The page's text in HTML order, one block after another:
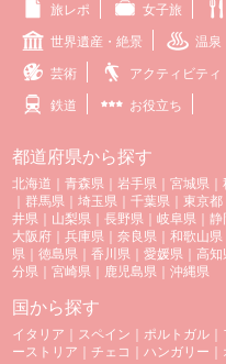
旅レポ 女子旅
世界遺産・絶景 温泉
芸術 アクティビティ
鉄道 お役立ち
都道府県から探す
北海道 ｜青森県 ｜ 岩手県 ｜宮城県 ｜
｜ 群馬県 ｜埼玉県 ｜千葉県 ｜ 東京都
井県 ｜ 山梨県 ｜長野県 ｜岐阜県 ｜静
大阪府 ｜兵庫県 ｜奈良県 ｜和歌山県
県 ｜徳島県 ｜香川県 ｜愛媛県 ｜高知
分県 ｜宮崎県 ｜ 鹿児島県 ｜沖縄県
国から探す
イタリア ｜ スペイン ｜ ポルトガル ｜
ーストリア ｜チェコ ｜ ハンガリー ｜